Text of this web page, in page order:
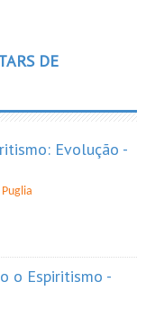
DE
Evolução -
o Espiritismo -